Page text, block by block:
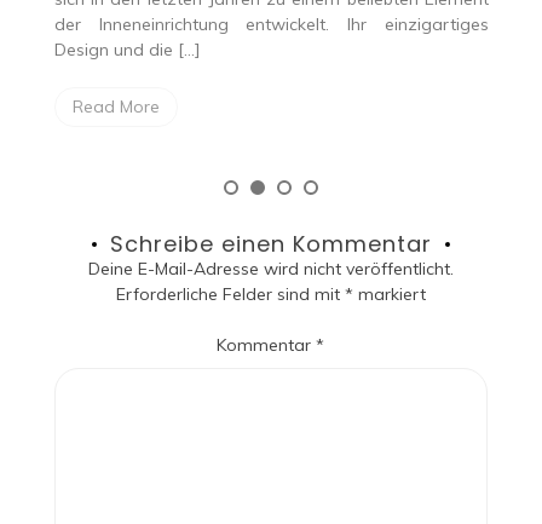
einzigartiges
Innenarchitektur dar. Sie erfüllt nicht nur die
Funktion der Sichtbarkeitsgewährleistung,
beeinflusst maßgeblich […]
Schreibe einen Kommentar
Deine E-Mail-Adresse wird nicht veröffentlicht.
Erforderliche Felder sind mit * markiert
Kommentar*